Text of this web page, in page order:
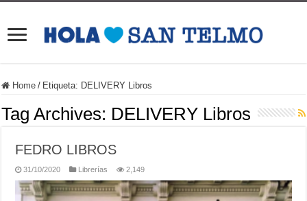
Home / Etiqueta: DELIVERY Libros
Tag Archives: DELIVERY Libros
FEDRO LIBROS
31/10/2020 Librerías 2,149